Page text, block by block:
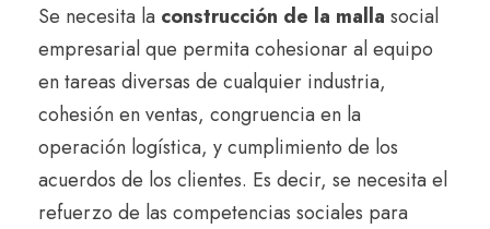
Se necesita la construcción de la malla social
empresarial que permita cohesionar al equipo
en tareas diversas de cualquier industria,
cohesión en ventas, congruencia en la
operación logística, y cumplimiento de los
acuerdos de los clientes. Es decir, se necesita el
refuerzo de las competencias sociales para